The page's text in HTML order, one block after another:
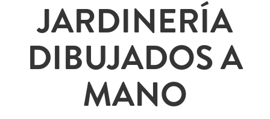
JARDINERÍA
DIBUJADOS A
MANO